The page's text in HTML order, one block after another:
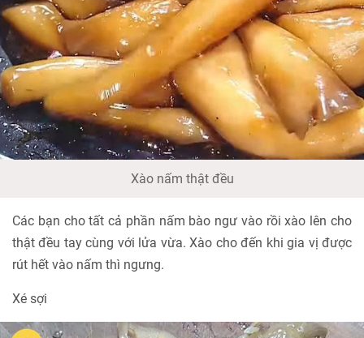
Xào nấm thật đều
Các bạn cho tất cả phần nấm bào ngư vào rồi xào lên cho
thật đều tay cùng với lửa vừa. Xào cho đến khi gia vị được
rút hết vào nấm thì ngưng.
Xé sợi